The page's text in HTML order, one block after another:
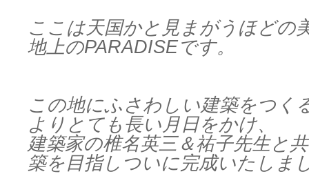
ここは天国かと見まがうほどの
地上のPARADISEです。
この地にふさわしい建築をつく
よりとても長い月日をかけ、
建築家の椎名英三＆祐子先生と
築を目指しついに完成いたしま